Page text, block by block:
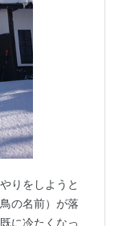
りをしようと
の名前）が落
に冷たくなっ